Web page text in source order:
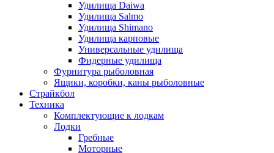
Удилища Daiwa
Удилища Salmo
Удилища Shimano
Удилища карповые
Универсальные удилища
Фидерные удилища
Фурнитура рыболовная
Ящики, коробки, каны рыболовные
Страйкбол
Техника
Комплектующие к лодкам
Лодки
Гребные
Моторные